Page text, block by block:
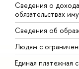
Сведения о
обязательствах
Сведения об
Людям с
Единая платежная